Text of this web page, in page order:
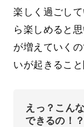
楽しく過ごし
ら楽しめると
が増えていく
いが起きること
えっ？こん
できるの！？